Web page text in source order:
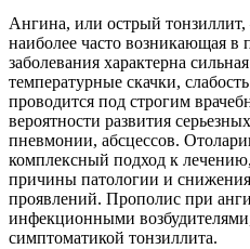
Ангина, или острый
наиболее часто возникающая в
заболевания характерна
температурные скачки,
проводится под строгим
вероятности развития
пневмонии, абсцессов.
комплексный подход к
причины патологии и
проявлений. Прополис при
инфекционными
симптоматикой тонзиллита.